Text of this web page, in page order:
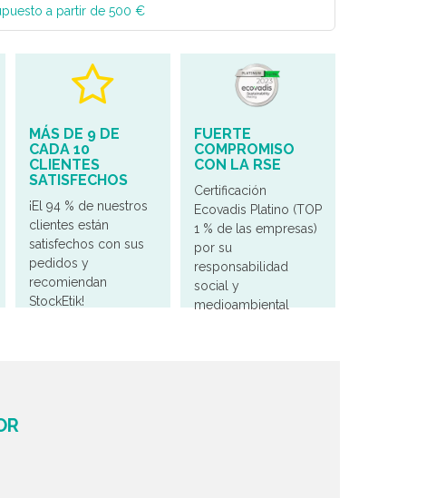
a partir de 500 €
MÁS DE 9 DE
CADA 10
CLIENTES
SATISFECHOS
¡El 94 % de nuestros
clientes están
satisfechos con sus
pedidos y
recomiendan
StockEtik!
FUERTE
COMPROMISO
CON LA RSE
Certificación
Ecovadis Platino (TOP
1 % de las empresas)
por su
responsabilidad
social y
medioambiental